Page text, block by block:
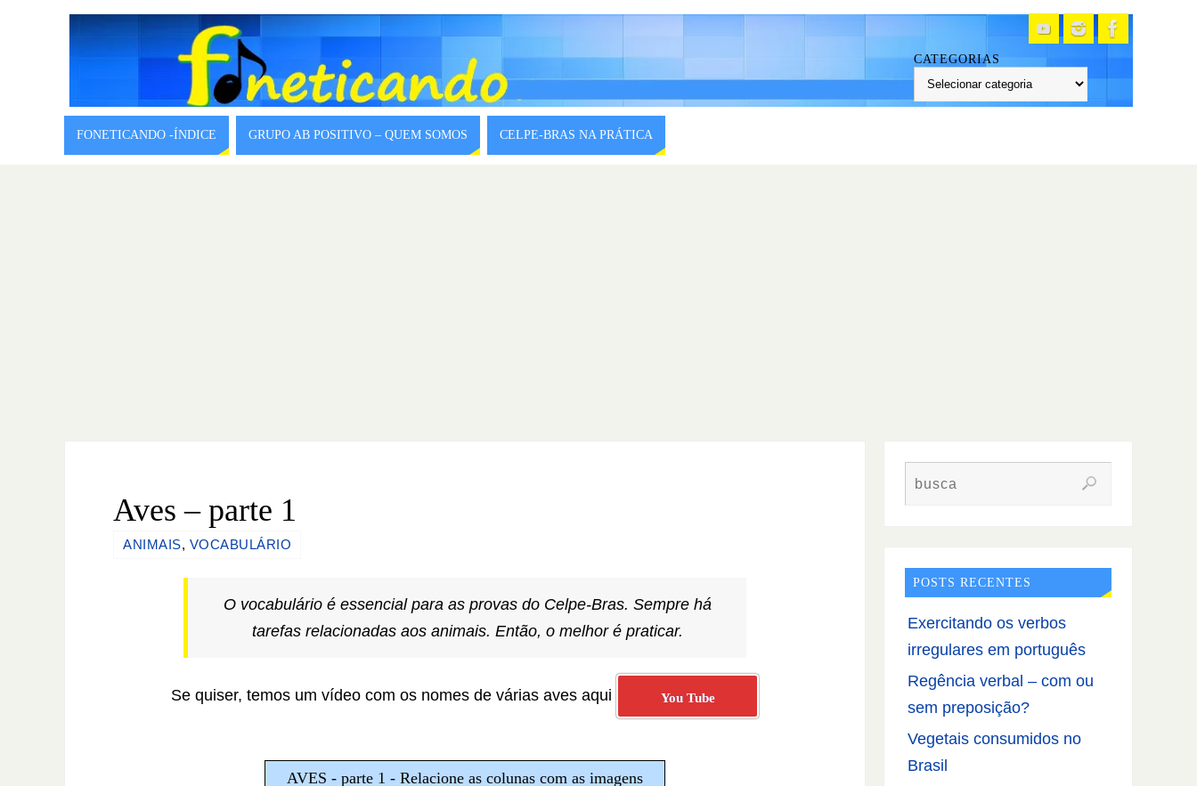
CATEGORIAS
FONETICANDO -ÍNDICE GRUPO AB POSITIVO – QUEM SOMOS CELPE-BRAS NA PRÁTICA
Aves – parte 1
ANIMAIS, VOCABULÁRIO
O vocabulário é essencial para as provas do Celpe-Bras. Sempre há
tarefas relacionadas aos animais. Então, o melhor é praticar.
Se quiser, temos um vídeo com os nomes de várias aves aqui You Tube
POSTS RECENTES
Exercitando os verbos
irregulares em português
Regência verbal – com ou
sem preposição?
Vegetais consumidos no
Brasil